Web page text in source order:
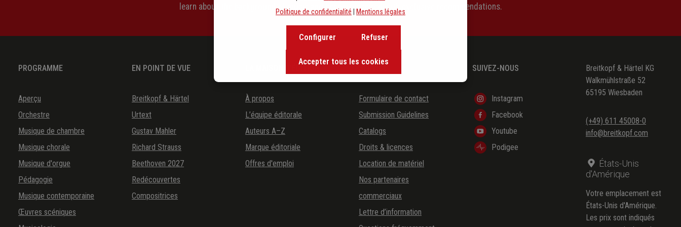
learn about the background of music and become inspired with exclusive recommendations.
PROGRAMME
Aperçu
Orchestre
Musique de chambre
Musique chorale
Musique d'orgue
Pédagogie
Musique contemporaine
Œuvres scéniques
EN POINT DE VUE
Breitkopf & Härtel
Urtext
Gustav Mahler
Richard Strauss
Beethoven 2027
Redécouvertes
Compositrices
LA MAISON D'ÉDITION
À propos
L’équipe éditorale
Auteurs A–Z
Marque éditoriale
Offres d'emploi
Formulaire de contact
Submission Guidelines
Catalogs
Droits & licences
Location de matériel
Nos partenaires
commerciaux
Lettre d’information
SUIVEZ-NOUS
Instagram
Facebook
Youtube
Podigee
Breitkopf & Härtel KG
Walkmühlstraße 52
65195 Wiesbaden
(+49) 611 45008-0
info@breitkopf.com
États-Unis
d'Amérique
Votre emplacement est
États-Unis d'Amérique.
Les prix sont indiqués
Politique de confidentialité
Mentions légales
Refuser
Configurer
Accepter tous les cookies